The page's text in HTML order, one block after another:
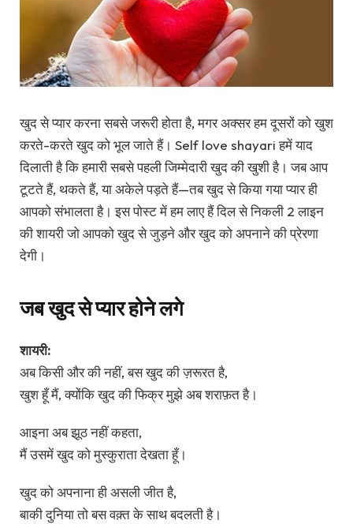
खुद से प्यार करना सबसे जरूरी होता है, मगर अक्सर हम दूसरों को खुश
करते-करते खुद को भूल जाते हैं। Self love shayari हमें याद
दिलाती है कि हमारी सबसे पहली जिम्मेदारी खुद की खुशी है। जब आप
टूटते हैं, थकते हैं, या अकेले पड़ते हैं—तब खुद से किया गया प्यार ही
आपको संभालता है। इस पोस्ट में हम लाए हैं दिल से निकली 2 लाइन
की शायरी जो आपको खुद से जुड़ने और खुद को अपनाने की प्रेरणा
देगी।
जब खुद से प्यार होने लगे
शायरी:
अब किसी और की नहीं, बस खुद की ज़रूरत है,
खुश हूँ मैं, क्योंकि खुद की फिक्र मुझे अब शराफ़त है।
आइना अब झूठ नहीं कहता,
मैं उसमें खुद को मुस्कुराता देखता हूँ।
खुद को अपनाना ही असली जीत है,
बाकी दुनिया तो बस वक़्त के साथ बदलती है।